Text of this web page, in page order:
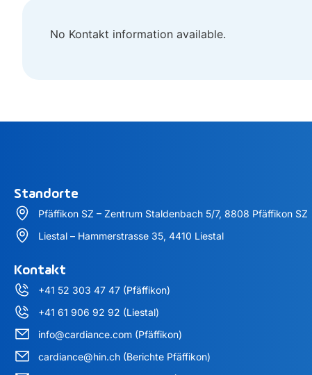
No Kontakt information available.
Standorte
Pfäffikon SZ – Zentrum Staldenbach 5/7, 8808 Pfäffikon SZ
Liestal – Hammerstrasse 35, 4410 Liestal
Kontakt
+41 52 303 47 47 (Pfäffikon)
+41 61 906 92 92 (Liestal)
info@cardiance.com (Pfäffikon)
cardiance@hin.ch (Berichte Pfäffikon)